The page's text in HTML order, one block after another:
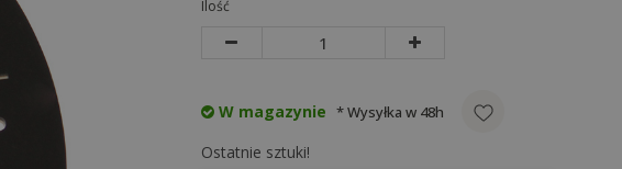
Ilość
W magazynie * Wysyłka w 48h
Ostatnie sztuki!